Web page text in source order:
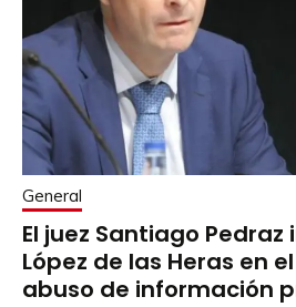
General
El juez Santiago
López de las Heras en
abuso de información